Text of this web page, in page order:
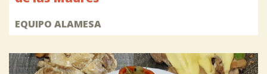
EQUIPO ALAMESA